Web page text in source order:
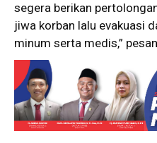
segera berikan
jiwa korban lalu evakuasi
minum serta medis,”